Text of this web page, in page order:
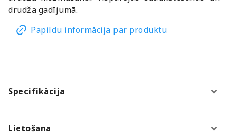
drudža gadījumā.
Papildu informācija par produktu
Specifikācija
Lietošana